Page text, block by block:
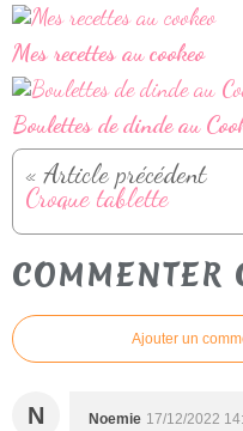
Mes recettes au cookeo
Boulettes de dinde au
« Article précédent
Croque tablette
COMMENTER
Ajouter un
N Noemie 17/12/2022